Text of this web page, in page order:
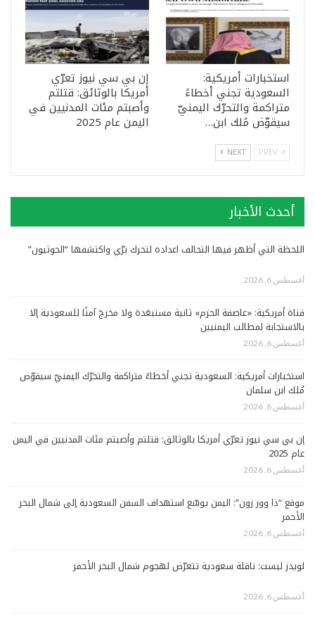
استخبارات أمريكية:
السعودية تجني أخطاءً
متراكمة والتحرّك اليمنيّ
سيقوّض مُلك ابن…
إن بي سي نيوز تعرّي
أمريكا بالوثائق: قتلتم
وأصبتم مئات المدنيين في
اليمن عام 2025
NEXT
أحدث الأخبار
اللحظة التي أظهر فيها التحالف اعداده لتحرك برّي واكتشفها “الحوثيون”
أغسطس 6, 2026
قناة أمريكية: «عاصفة الحزم» ثانية مستبعَدة ولا مخرجَ آمنًا للسعودية إلا
بالاستجابة لمطالب اليمنيين
أغسطس 6, 2026
استخبارات أمريكية: السعودية تجني أخطاءً متراكمة والتحرّك اليمنيّ سيقوّض
مُلك ابن سلمان
أغسطس 6, 2026
إن بي سي نيوز تعرّي أمريكا بالوثائق: قتلتم وأصبتم مئات المدنيين في اليمن
عام 2025
أغسطس 6, 2026
موقع “ذا وور زون”: اليمن يوسّع استهداف السفن السعودية إلى شمال البحر
الأحمر
أغسطس 6, 2026
لويدز ليست: ناقلة سعودية تتعرّض لهجوم شمال البحر الأحمر
أغسطس 6, 2026